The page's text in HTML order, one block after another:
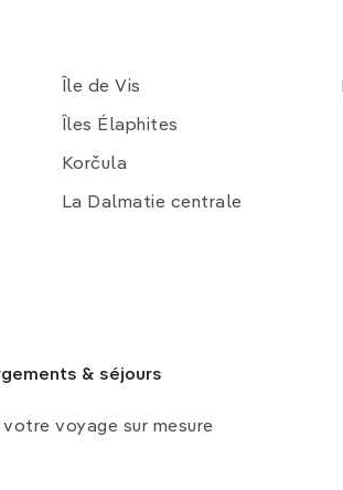
Île de Vis
Îles Élaphites
Korčula
La Dalmatie centrale
& séjours
votre voyage sur mesure